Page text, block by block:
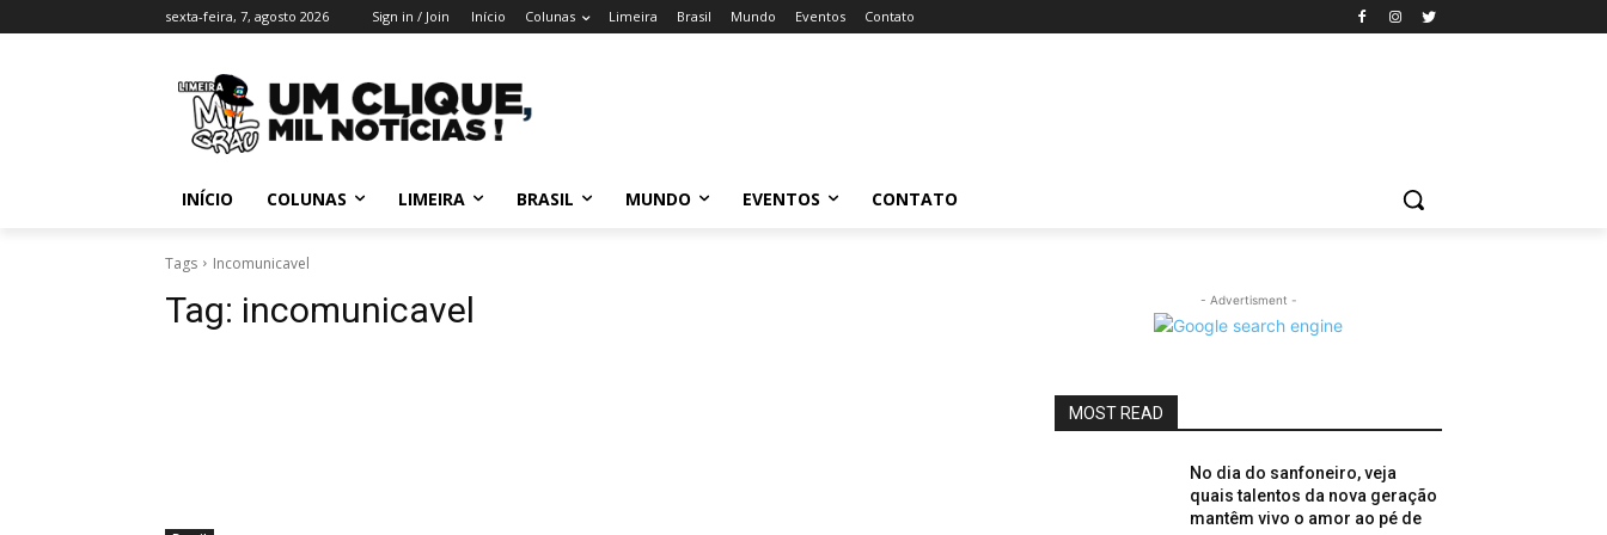
sexta-feira, 7, agosto 2026 Sign in / Join Início Colunas Limeira Brasil Mundo Eventos Contato
INÍCIO COLUNAS LIMEIRA BRASIL MUNDO EVENTOS CONTATO
Tags Incomunicavel
Tag: incomunicavel - Advertisment -
MOST READ
No dia do sanfoneiro, veja
quais talentos da nova geração
mantêm vivo o amor ao pé de